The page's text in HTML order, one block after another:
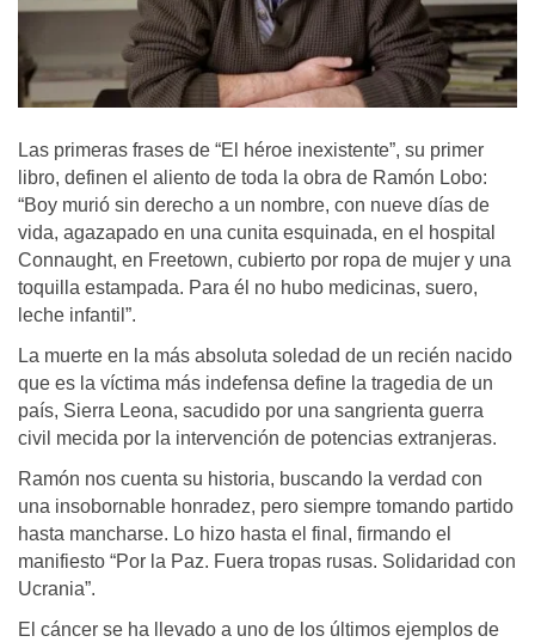
Las primeras frases de “El héroe inexistente”, su primer
libro, definen el aliento de toda la obra de Ramón Lobo:
“Boy murió sin derecho a un nombre, con nueve días de
vida, agazapado en una cunita esquinada, en el hospital
Connaught, en Freetown, cubierto por ropa de mujer y una
toquilla estampada. Para él no hubo medicinas, suero,
leche infantil”.
La muerte en la más absoluta soledad de un recién nacido
que es la víctima más indefensa define la tragedia de un
país, Sierra Leona, sacudido por una sangrienta guerra
civil mecida por la intervención de potencias extranjeras.
Ramón nos cuenta su historia, buscando la verdad con
una insobornable honradez, pero siempre tomando partido
hasta mancharse. Lo hizo hasta el final, firmando el
manifiesto “Por la Paz. Fuera tropas rusas. Solidaridad con
Ucrania”.
El cáncer se ha llevado a uno de los últimos ejemplos de